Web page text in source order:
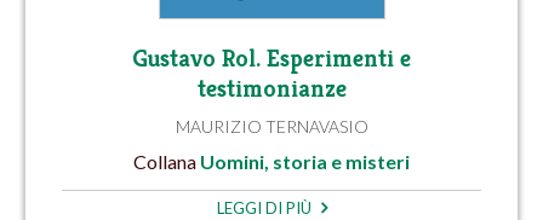
Gustavo Rol. Esperimenti e
testimonianze
MAURIZIO TERNAVASIO
Collana Uomini, storia e misteri
LEGGI DI PIÙ